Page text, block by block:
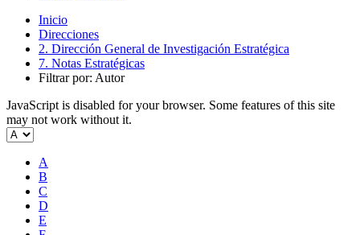
Inicio
Direcciones
2. Dirección General de Investigación Estratégica
7. Notas Estratégicas
Filtrar por: Autor
JavaScript is disabled for your browser. Some features of this site
may not work without it.
A
B
C
D
E